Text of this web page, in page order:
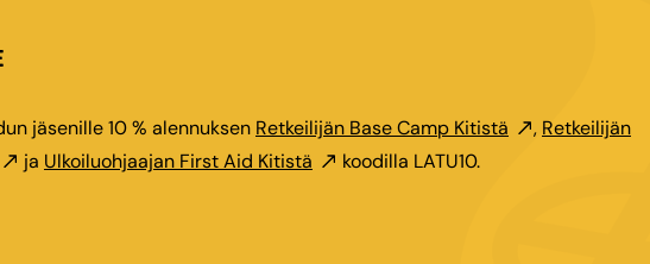
jäsenille 10 % alennuksen Retkeilijän Base Camp Kitistä , Retkeilijän
ja Ulkoiluohjaajan First Aid Kitistä
koodilla LATU10.